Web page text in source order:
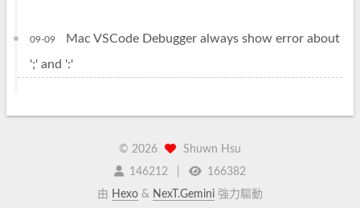
09-09
Mac VSCode Debugger always show error about
';' and ':'
© 2026
Shuwn Hsu
146212
166382
由 Hexo & NexT.Gemini 強力驅動